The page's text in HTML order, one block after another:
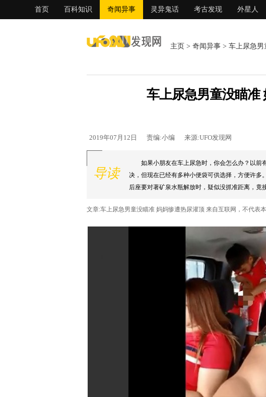
首页 百科知识 奇闻异事 灵异鬼话 考古发现 外星人
主页 > 奇闻异事 > 车上尿急男
车上尿急男童没瞄准
2019年07月12日 责编:小编 来源:UFO发现网
导读
如果小朋友在车上尿急时，你会怎么办？以前
决，但现在已经有多种小便袋可供选择，方便许
后座要对著矿泉水瓶解放时，疑似没抓准距离，竟
文章:车上尿急男童没瞄准 妈妈惨遭热尿灌顶 来自互联网，不代表